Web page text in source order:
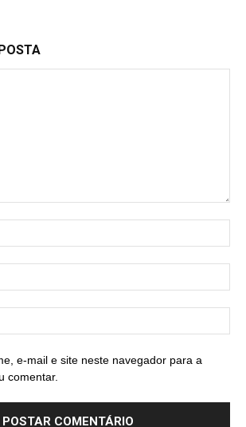
e-mail e site neste navegador para a
comentar.